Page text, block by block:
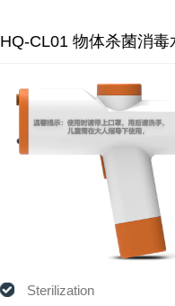
HQ-CL01 物体杀菌消毒
Sterilization